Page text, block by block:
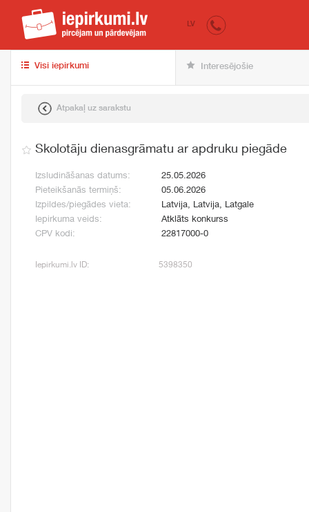
iepirkumi.lv
LV
Visi iepirkumi Interesējošie
Atpakaļ uz sarakstu
Skolotāju dienasgrāmatu ar apdruku piegāde
Izsludināšanas datums:
25.05.2026
Pieteikšanās termiņš:
05.06.2026
Izpildes/piegādes vieta:
Latvija, Latvija, Latgale
Iepirkuma veids:
Atklāts konkurss
CPV kodi:
22817000-0
Iepirkumi.lv ID: 5398350